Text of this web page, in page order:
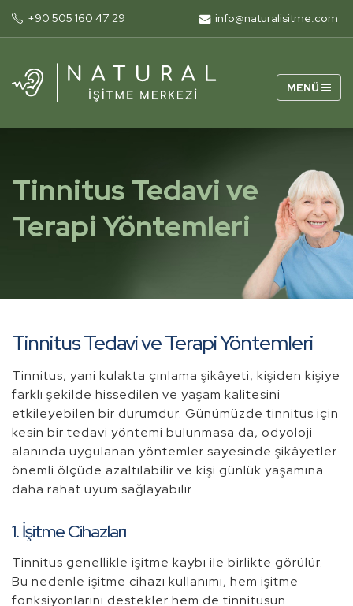
+90 505 160 47 29 info@naturalisitme.com
Tinnitus Tedavi ve
Terapi Yöntemleri
Tinnitus Tedavi ve Terapi Yöntemleri
Tinnitus, yani kulakta çınlama şikâyeti, kişiden kişiye
farklı şekilde hissedilen ve yaşam kalitesini
etkileyebilen bir durumdur. Günümüzde tinnitus için
kesin bir tedavi yöntemi bulunmasa da, odyoloji
alanında uygulanan yöntemler sayesinde şikâyetler
önemli ölçüde azaltılabilir ve kişi günlük yaşamına
daha rahat uyum sağlayabilir.
1. İşitme Cihazları
Tinnitus genellikle işitme kaybı ile birlikte görülür.
Bu nedenle işitme cihazı kullanımı, hem işitme
fonksiyonlarını destekler hem de tinnitusun